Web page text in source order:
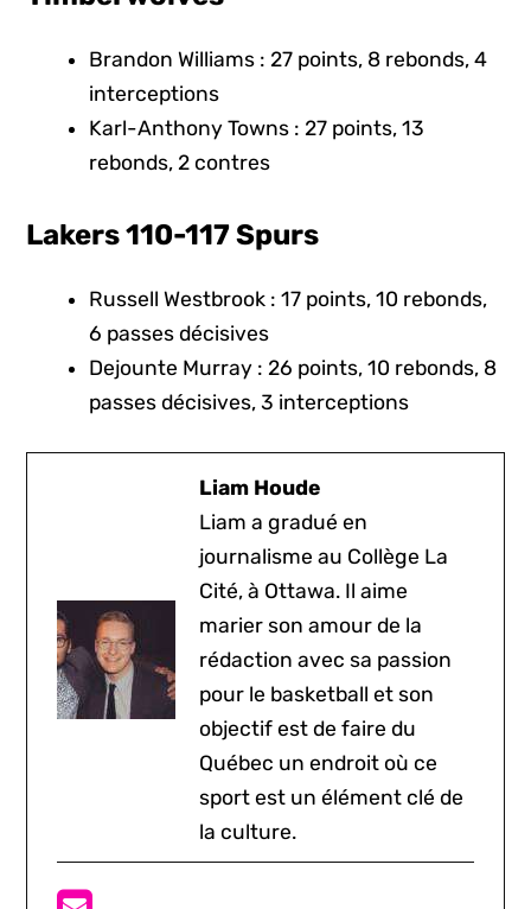
Brandon Williams : 27 points, 8 rebonds, 4
interceptions
Karl-Anthony Towns : 27 points, 13
rebonds, 2 contres
Lakers 110-117 Spurs
Russell Westbrook : 17 points, 10 rebonds,
6 passes décisives
Dejounte Murray : 26 points, 10 rebonds, 8
passes décisives, 3 interceptions
Liam Houde
Liam a gradué en
journalisme au Collège La
Cité, à Ottawa. Il aime
marier son amour de la
rédaction avec sa passion
pour le basketball et son
objectif est de faire du
Québec un endroit où ce
sport est un élément clé de
la culture.